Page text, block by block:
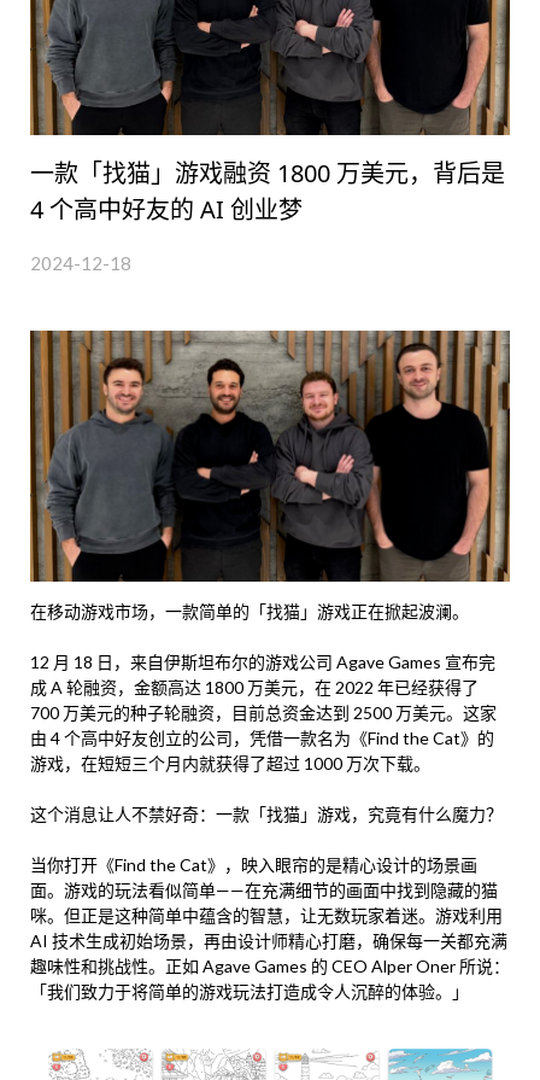
一款「找猫」游戏融资 1800 万美元，背后是
4 个高中好友的 AI 创业梦
2024-12-18
在移动游戏市场，一款简单的「找猫」游戏正在掀起波澜。
12 月 18 日，来自伊斯坦布尔的游戏公司 Agave Games 宣布完
成 A 轮融资，金额高达 1800 万美元，在 2022 年已经获得了
700 万美元的种子轮融资，目前总资金达到 2500 万美元。这家
由 4 个高中好友创立的公司，凭借一款名为《Find the Cat》的
游戏，在短短三个月内就获得了超过 1000 万次下载。
这个消息让人不禁好奇：一款「找猫」游戏，究竟有什么魔力？
当你打开《Find the Cat》，映入眼帘的是精心设计的场景画
面。游戏的玩法看似简单——在充满细节的画面中找到隐藏的猫
咪。但正是这种简单中蕴含的智慧，让无数玩家着迷。游戏利用
AI 技术生成初始场景，再由设计师精心打磨，确保每一关都充满
趣味性和挑战性。正如 Agave Games 的 CEO Alper Oner 所说：
「我们致力于将简单的游戏玩法打造成令人沉醉的体验。」